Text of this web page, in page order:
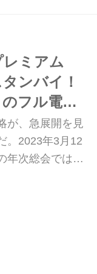
ミアム
ンバイ！
のフル電動
気に加速
が、急展開を見
。2023年3月12
年次総会では、
ン／718後継車